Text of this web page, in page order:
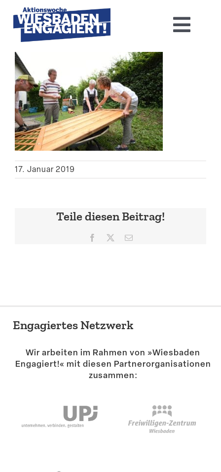
content
Home
Aktions­woche 2026
Basis-Infos
Dokumen­tation 2025
Aktuelles
Suche
17. Januar 2019
Teile diesen Beitrag!
Facebook E-
Engagiertes Netzwerk
Wir arbeiten im Rahmen von »Wiesbaden
Engagiert!« mit diesen Partner­or­ga­ni­sa­tionen
zusammen: